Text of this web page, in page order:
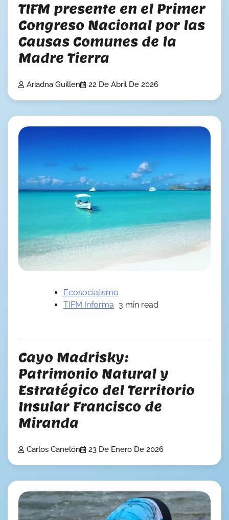
TIFM presente en el Primer
Congreso Nacional por las
Causas Comunes de la
Madre Tierra
Ariadna Guillen 22 De Abril De 2026
Ecosocialismo
TIFM Informa 3 min read
Cayo Madrisky:
Patrimonio Natural y
Estratégico del Territorio
Insular Francisco de
Miranda
Carlos Canelón 23 De Enero De 2026